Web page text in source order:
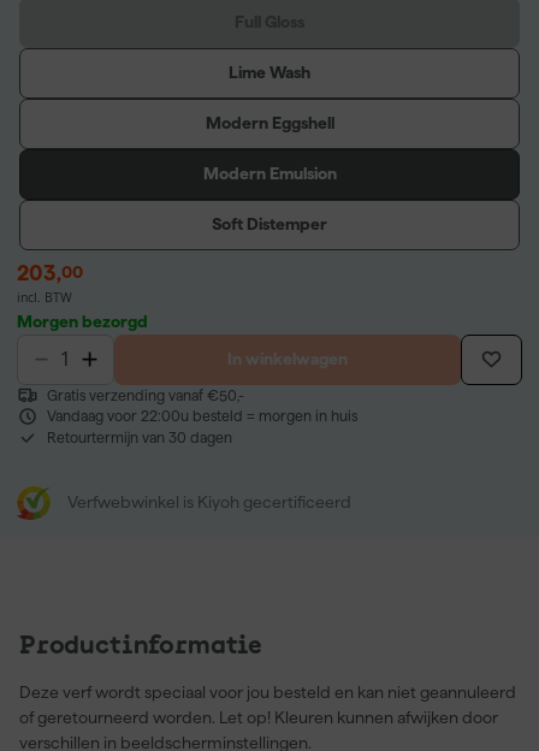
Lime Wash
Modern Eggshell
Modern Emulsion
Soft Distemper
203,00
incl. BTW
Morgen bezorgd
In winkelwagen
Gratis verzending vanaf €50,-
Vandaag voor 22:00u besteld = morgen in huis
Retourtermijn van 30 dagen
Verfwebwinkel is Kiyoh gecertificeerd
Productinformatie
Deze verf wordt speciaal voor jou besteld en kan niet geannuleerd
of geretourneerd worden. Let op! Kleuren kunnen afwijken door
verschillen in beeldscherminstellingen.